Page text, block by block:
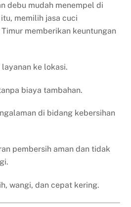
debu mudah menempel di
memilih jasa cuci
memberikan keuntungan
ke lokasi.
biaya tambahan.
di bidang kebersihan
pembersih aman dan tidak
wangi, dan cepat kering.